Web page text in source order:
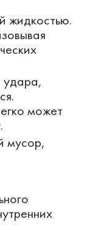
жидкостью.
удара,
может
мусор,